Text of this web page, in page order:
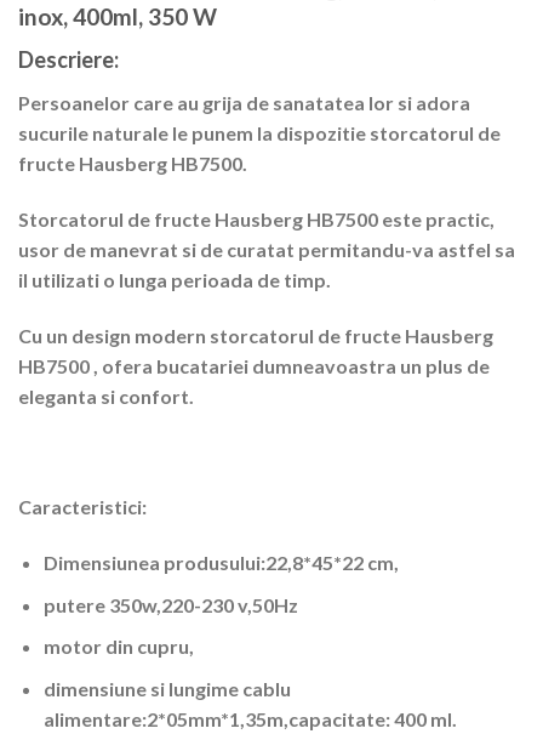
inox, 400ml, 350 W
Descriere:
Persoanelor care au grija de sanatatea lor si adora
sucurile naturale le punem la dispozitie storcatorul de
fructe Hausberg HB7500.
Storcatorul de fructe Hausberg HB7500 este practic,
usor de manevrat si de curatat permitandu-va astfel sa
il utilizati o lunga perioada de timp.
Cu un design modern storcatorul de fructe Hausberg
HB7500 , ofera bucatariei dumneavoastra un plus de
eleganta si confort.
Caracteristici:
Dimensiunea produsului:22,8*45*22 cm,
putere 350w,220-230 v,50Hz
motor din cupru,
dimensiune si lungime cablu
alimentare:2*05mm*1,35m,capacitate: 400 ml.